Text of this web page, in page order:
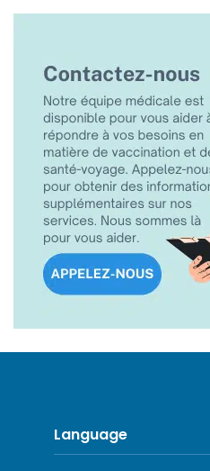
Language